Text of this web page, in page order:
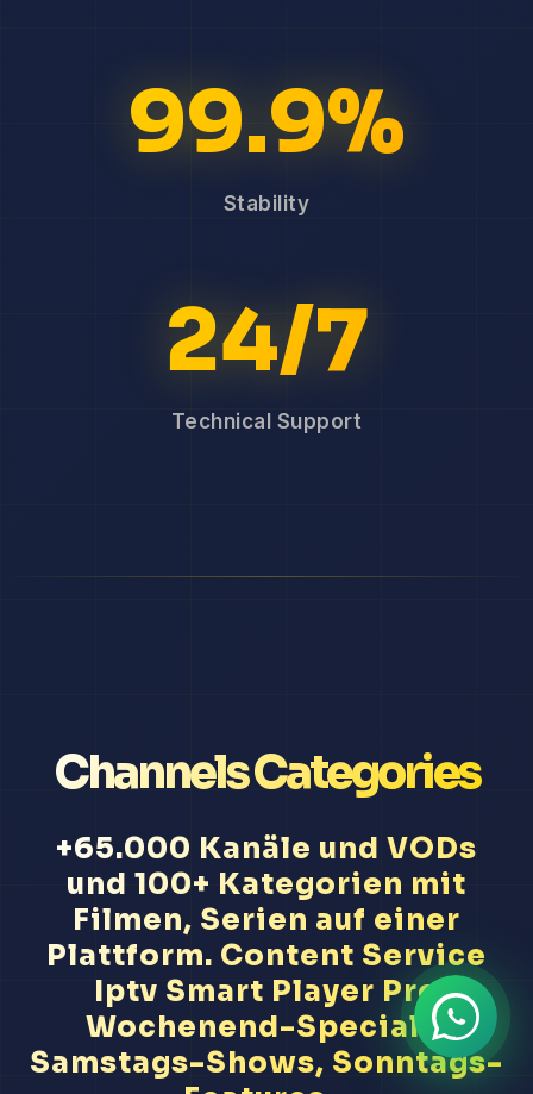
99.9%
Stability
24/7
Technical Support
Channels Categories
+65.000 Kanäle und VODs
und 100+ Kategorien mit
Filmen, Serien auf einer
Plattform. Content Service
Iptv Smart Player Pro
Wochenend-Specials,
Samstags-Shows, Sonntags-